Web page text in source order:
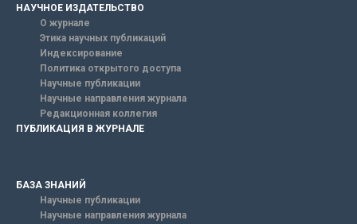
НАУЧНОЕ ИЗДАТЕЛЬСТВО
О журнале
Этика научных публикаций
Индексирование
Политика открытого доступа
Научные публикации
Научные направления журнала
Редакционная коллегия
ПУБЛИКАЦИЯ В ЖУРНАЛЕ
БАЗА ЗНАНИЙ
Научные публикации
Научные направления журнала